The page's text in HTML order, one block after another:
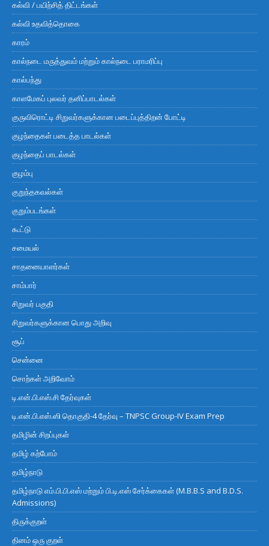
கல்வி / பயிற்சித் திட்டங்கள்
கல்வி உதவித்தொகை
காரம்
கால்நடை மருத்துவம் மற்றும் கால்நடை பராமரிப்பு
கால்பந்து
காளமேகப் புலவர் தனிப்பாடல்கள்
குருவிரொட்டி சிறுவர்களுக்கான படைப்புத்திறன் போட்டி
குழந்தைகள் படைத்த பாடல்கள்
குழந்தைப் பாடல்கள்
குழம்பு
குறுந்தகவல்கள்
குறும்படங்கள்
கூட்டு
சமையல்
சாதனையாளர்கள்
சாம்பார்
சிறுவர் பகுதி
சிறுவர்களுக்கான பொது அறிவு
சூப்
சென்னை
சொற்கள் அறிவோம்
டி.என்.பி.எஸ்.சி தேர்வுகள்
டி.என்.பி.எஸ்.ஸி தொகுதி-4 தேர்வு – TNPSC Group-IV Exam Prep
தமிழின் சிறப்புகள்
தமிழ் கற்போம்
தமிழ்நாடு
தமிழ்நாடு எம்.பி.பி.எஸ் மற்றும் பி.டி.எஸ் சேர்க்கைகள் (M.B.B.S and B.D.S.
Admissions)
திருக்குறள்
தினம் ஒரு குறள்